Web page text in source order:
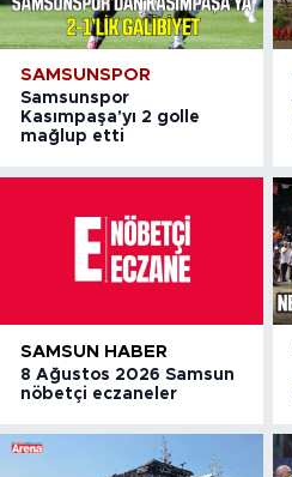
SAMSUNSPOR
Samsunspor
Kasımpaşa'yı 2 golle
mağlup etti
SAMSUN HABER
8 Ağustos 2026 Samsun
nöbetçi eczaneler